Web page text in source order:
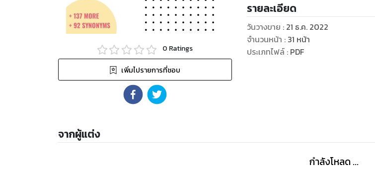
0 Ratings
เพิ่มไปรายการที่ชอบ
2. รากศัพท์+prefixesที่ปรากฎในคำก
3. ประโยคตัวอย่างของคำศัพท์บางก
4. Quoteให้กำลังใจดีๆ ด้านล่างสุด
5. การจัดวางเเละตกเเต่งสะอาดตา ใ
รายละเอียด
วันวางขาย : 21 ธ.ค. 2022
จำนวนหน้า : 31 หน้า
ประเภทไฟล์: PDF
จากผู้แต่ง
กำลังโหลด ...